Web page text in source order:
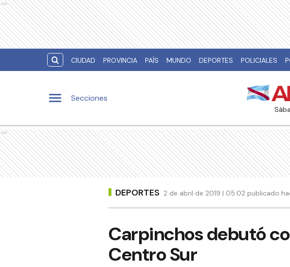
Ads
CIUDAD PROVINCIA PAÍS MUNDO DEPORTES POLICIALES
Secciones
Ads
DEPORTES 2 de abril de 2019 | 05:02 publicado
Carpinchos debutó
Centro Sur